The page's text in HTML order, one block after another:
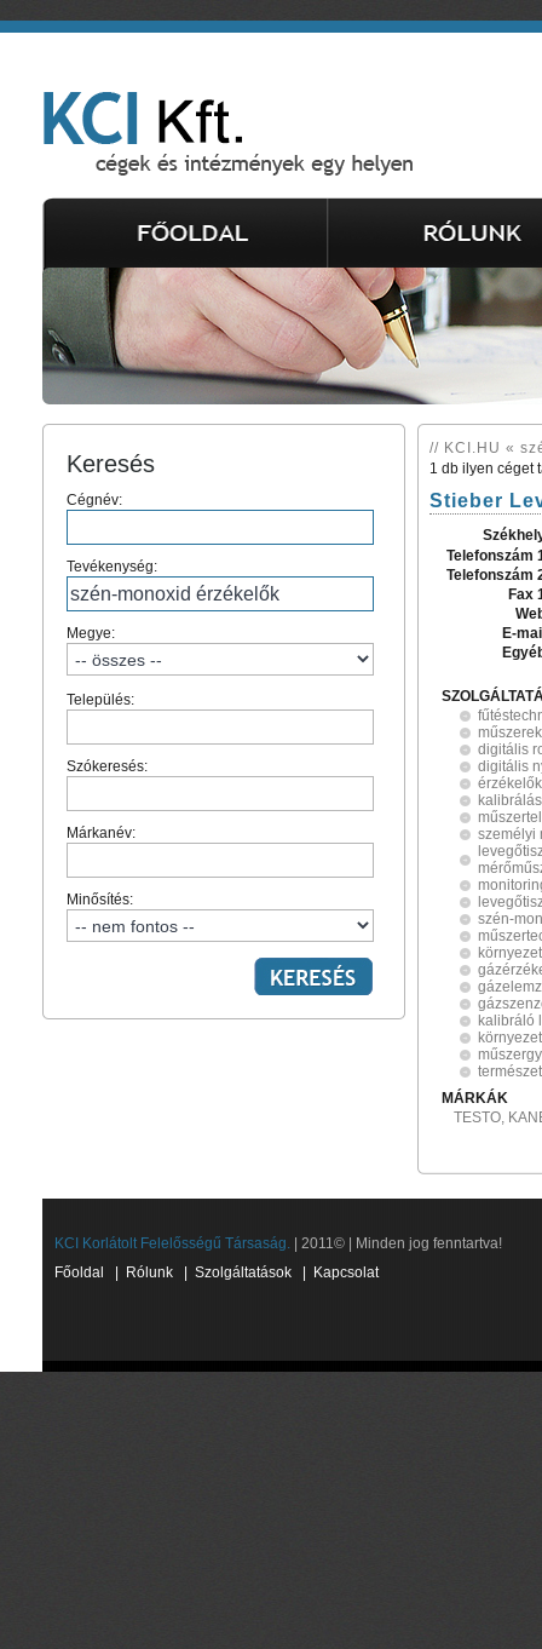
Keresés
Cégnév:
Tevékenység:
Megye:
Település:
Szókeresés:
Márkanév:
Minősítés:
// KCI.HU «
1 db ilyen céget
Stieber
Telefonszám
Telefonszám
Fax
E-
műszerek
digitális
digitális
érzékelők
kalibrálás
személyi
szén-
kalibráló
MÁRKÁK
TESTO,
KCI Korlátolt Felelősségű Társaság. | 2011© | Minden jog fenntartva!
Főoldal
Rólunk Szolgáltatások Kapcsolat